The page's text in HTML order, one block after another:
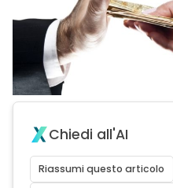
Chiedi all'AI
Riassumi questo articolo